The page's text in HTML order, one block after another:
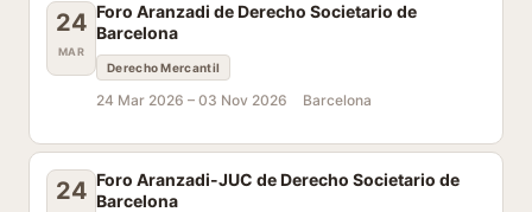
24
MAR
Foro Aranzadi de Derecho Societario de
Barcelona
Derecho Mercantil
24 Mar 2026 – 03 Nov 2026 Barcelona
24 Foro Aranzadi-JUC de Derecho Societario de
Barcelona